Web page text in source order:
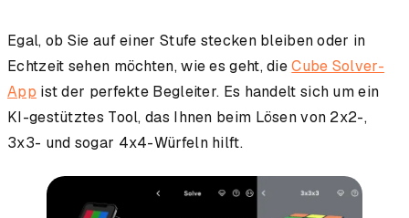
Egal, ob Sie auf einer Stufe stecken bleiben oder in
Echtzeit sehen möchten, wie es geht, dieCube Solver-
App ist der perfekte Begleiter. Es handelt sich um ein
KI-gestütztes Tool, das Ihnen beim Lösen von 2x2-,
3x3- und sogar 4x4-Würfeln hilft.